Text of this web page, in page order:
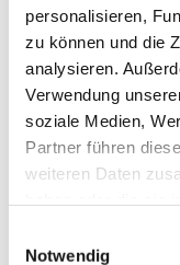
personalisieren,
zu können und die
analysieren.
Verwendung
soziale Medien,
Partner führen
weiteren Daten
Notwendig